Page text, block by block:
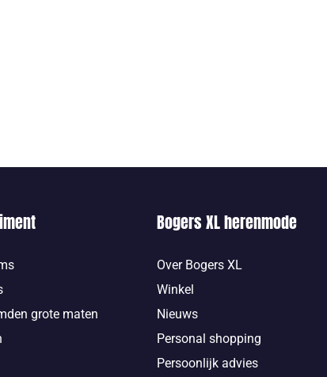
grote maten
Bogers XL herenmode
Over Bogers XL
Winkel
Nieuws
Personal shopping
Persoonlijk advies